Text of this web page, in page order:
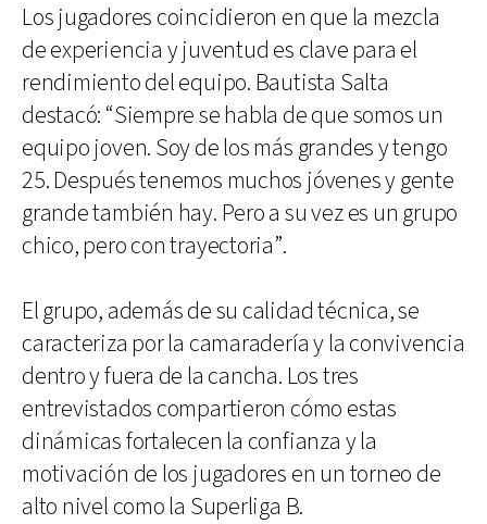
Los jugadores coincidieron en que la mezcla
de experiencia y juventud es clave para el
rendimiento del equipo. Bautista Salta
destacó: “Siempre se habla de que somos un
equipo joven. Soy de los más grandes y tengo
25. Después tenemos muchos jóvenes y gente
grande también hay. Pero a su vez es un grupo
chico, pero con trayectoria”.
El grupo, además de su calidad técnica, se
caracteriza por la camaradería y la convivencia
dentro y fuera de la cancha. Los tres
entrevistados compartieron cómo estas
dinámicas fortalecen la confianza y la
motivación de los jugadores en un torneo de
alto nivel como la Superliga B.